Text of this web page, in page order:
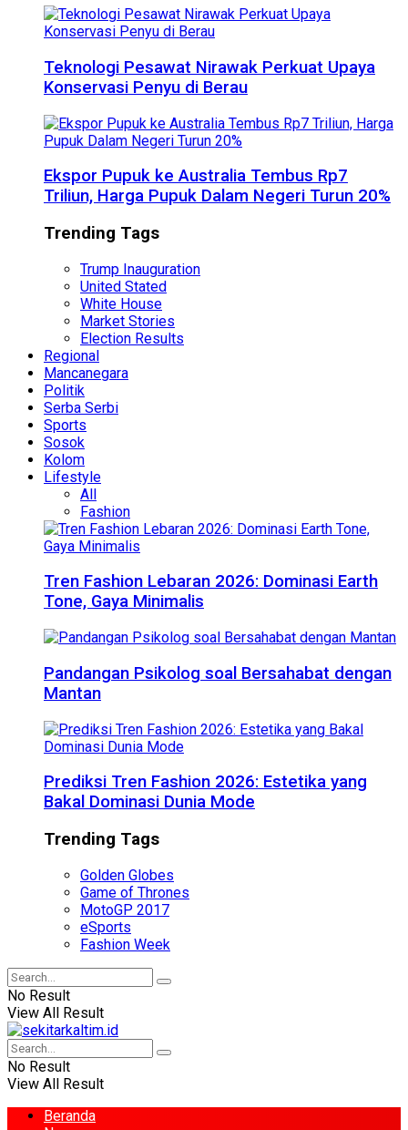
Teknologi Pesawat Nirawak Perkuat Upaya
Konservasi Penyu di Berau
Ekspor Pupuk ke Australia Tembus Rp7
Triliun, Harga Pupuk Dalam Negeri Turun 20%
Trending Tags
Trump Inauguration
United Stated
White House
Market Stories
Election Results
Regional
Mancanegara
Politik
Serba Serbi
Sports
Sosok
Kolom
Lifestyle
All
Fashion
Tren Fashion Lebaran 2026: Dominasi Earth
Tone, Gaya Minimalis
Pandangan Psikolog soal Bersahabat dengan
Mantan
Prediksi Tren Fashion 2026: Estetika yang
Bakal Dominasi Dunia Mode
Trending Tags
Golden Globes
Game of Thrones
MotoGP 2017
eSports
Fashion Week
No Result
View All Result
No Result
View All Result
Beranda